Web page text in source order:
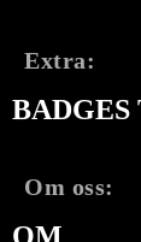
Extra:
Om oss:
OM